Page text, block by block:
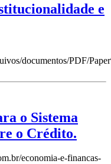
e
documentos/PDF/
o Sistema
o Crédito.
economia-e-financas-